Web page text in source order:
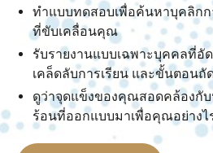
ทำแบบทดสอบเพื่อค้นหาบุคลิก
ที่ขับเคลื่อนคุณ
รับรายงานแบบเฉพาะบุคคลที่อั
เคล็ดลับการเรียน และขั้นตอนถั
ดูว่าจุดแข็งของคุณสอดคล้องกั
ร้อนที่ออกแบบมาเพื่อคุณอย่างไ